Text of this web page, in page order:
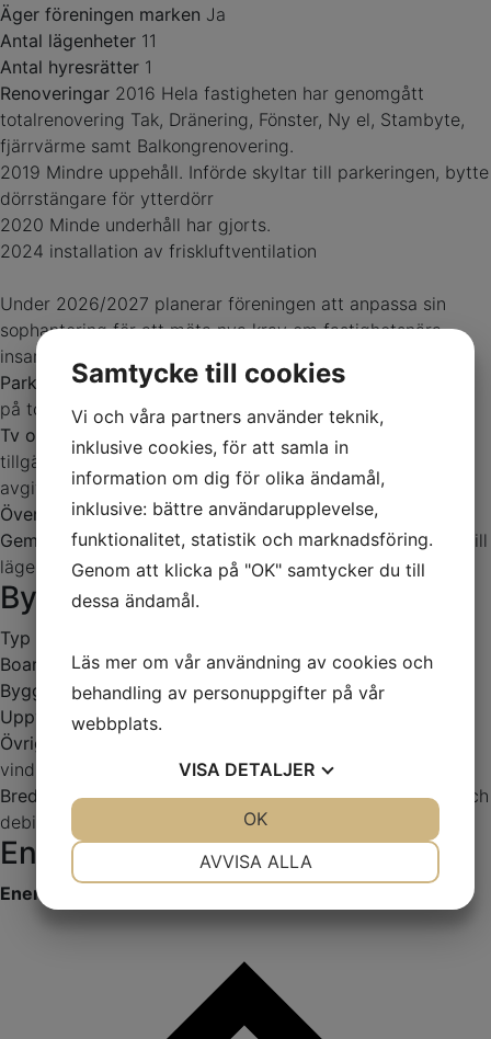
Äger föreningen marken Ja
Antal lägenheter 11
Antal hyresrätter 1
Renoveringar 2016 Hela fastigheten har genomgått
totalrenovering Tak, Dränering, Fönster, Ny el, Stambyte,
fjärrvärme samt Balkongrenovering.
2019 Mindre uppehåll. Införde skyltar till parkeringen, bytte
dörrstängare för ytterdörr
2020 Minde underhåll har gjorts.
2024 installation av friskluftventilation
Under 2026/2027 planerar föreningen att anpassa sin
sophantering för att möta nya krav om fastighetsnära
insamling (kontrollerat 2026-04-29)
Parkering Föreningen disponerar över 6 parkeringsplatser
på tomten, kostnad av 450 kr/mån.
Tv och bredband
Fiber är indraget. Kabel-TV finns
tillgängligt. Bredband fiber 100/100 mot en obligatorisk
avgift om 270 kr/mån. Levereras via Bahnhof.
Överlåtelseavgift betalas av Köpare
Gemensamma utrymmen I huset finns tvättstuga, förråd till
lägenheterna samt gemensam uteplats.
Byggnad
Typ av byggnad
Boarea
30 kvm
Byggnadsår 1938
Uppvärmning Fjärrvärme
Övriga byggnader
vindsplan.
Bredband Bredband finns gruppanslutet via föreningen och
debiteras 270 kr/mån i samband med avgiftsavisering.
Energideklaration
Energiklass
Samtycke till cookies
Vi och våra partners använder teknik,
inklusive cookies, för att samla in
information om dig för olika ändamål,
inklusive: bättre användarupplevelse,
funktionalitet, statistik och marknadsföring.
Genom att klicka på "OK" samtycker du till
dessa ändamål.
Läs mer om vår användning av cookies och
behandling av personuppgifter på vår
webbplats.
VISA DETALJER
AVVISA ALLA
OK